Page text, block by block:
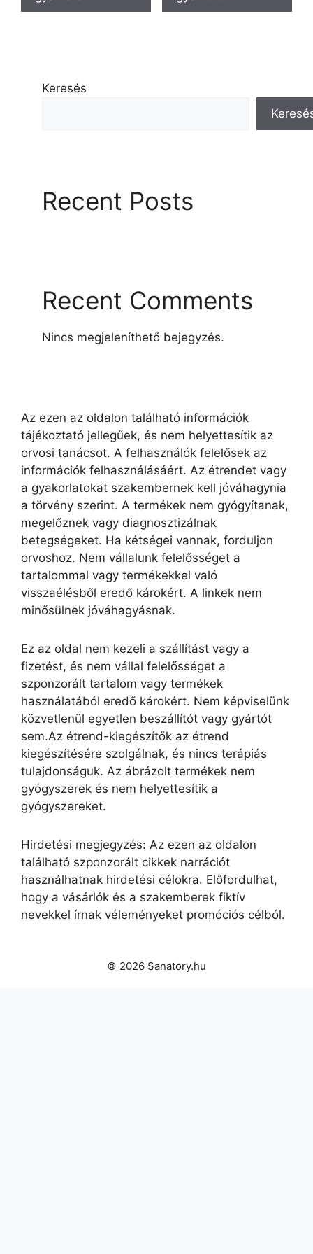
Keresés
Recent Posts
Recent Comments
Nincs megjeleníthető bejegyzés.
Az ezen az oldalon található információk
tájékoztató jellegűek, és nem helyettesítik az
orvosi tanácsot. A felhasználók felelősek az
információk felhasználásáért. Az étrendet vagy
a gyakorlatokat szakembernek kell jóváhagynia
a törvény szerint. A termékek nem gyógyítanak,
megelőznek vagy diagnosztizálnak
betegségeket. Ha kétségei vannak, forduljon
orvoshoz. Nem vállalunk felelősséget a
tartalommal vagy termékekkel való
visszaélésből eredő károkért. A linkek nem
minősülnek jóváhagyásnak.
Ez az oldal nem kezeli a szállítást vagy a
fizetést, és nem vállal felelősséget a
szponzorált tartalom vagy termékek
használatából eredő károkért. Nem képviselünk
közvetlenül egyetlen beszállítót vagy gyártót
sem.Az étrend-kiegészítők az étrend
kiegészítésére szolgálnak, és nincs terápiás
tulajdonságuk. Az ábrázolt termékek nem
gyógyszerek és nem helyettesítik a
gyógyszereket.
Hirdetési megjegyzés: Az ezen az oldalon
található szponzorált cikkek narrációt
használhatnak hirdetési célokra. Előfordulhat,
hogy a vásárlók és a szakemberek fiktív
nevekkel írnak véleményeket promóciós célból.
© 2026 Sanatory.hu